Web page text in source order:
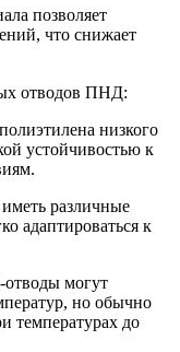
позволяет
что снижает
отводов ПНД:
низкого
устойчивостью к
различные
адаптироваться к
могут
но обычно
температурах до